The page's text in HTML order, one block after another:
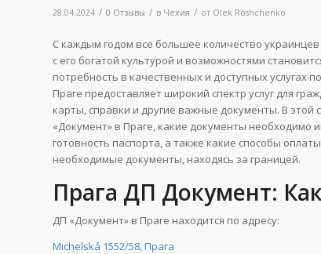
28.04.2024 / 0 Отзывы / в Чехия / от Olek Roshchenko
С каждым годом все большее количество
с его богатой культурой и возможностями
потребность в качественных и доступных услугах
Праге предоставляет широкий спектр услуг для
карты, справки и другие важные документы. В этой
«Документ» в Праге, какие документы необходимо
готовность паспорта, а также какие способы
необходимые документы, находясь за границей.
Прага ДП Документ:
ДП «Документ» в Праге находится по адресу:
Michelská 1552/58, Прага